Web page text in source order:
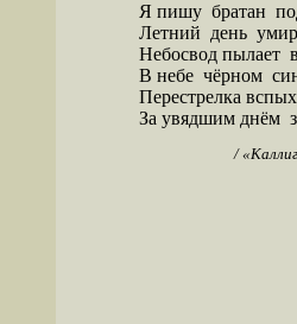
Я пишу  братан
Летний  день
Небосвод пылает
В небе  чёрном
Перестрелка
За увядшим днём
/